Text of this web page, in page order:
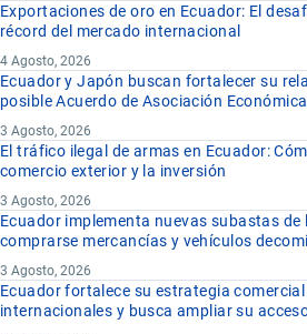
Exportaciones de oro en Ecuador: El
récord del mercado internacional
4 Agosto, 2026
Ecuador y Japón buscan fortalecer su
posible Acuerdo de Asociación Económica
3 Agosto, 2026
El tráfico ilegal de armas en Ecuador:
comercio exterior y la inversión
3 Agosto, 2026
Ecuador implementa nuevas subastas de
comprarse mercancías y vehículos
3 Agosto, 2026
Ecuador fortalece su estrategia
internacionales y busca ampliar su